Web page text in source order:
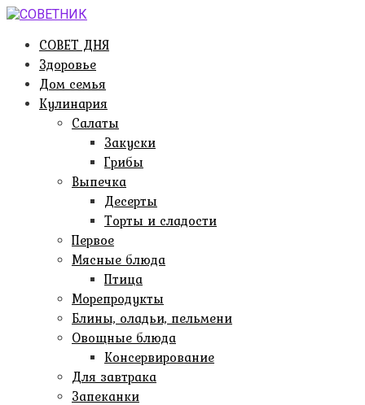
Перейти
контентуСОВЕТ ДНЯ
Здоровье
Дом семья
Кулинария
Салаты
Закуски
Грибы
Выпечка
Десерты
Торты и сладости
Первое
Мясные блюда
Птица
Морепродукты
Блины, оладьи, пельмени
Овощные блюда
Консервирование
Для завтрака
Запеканки